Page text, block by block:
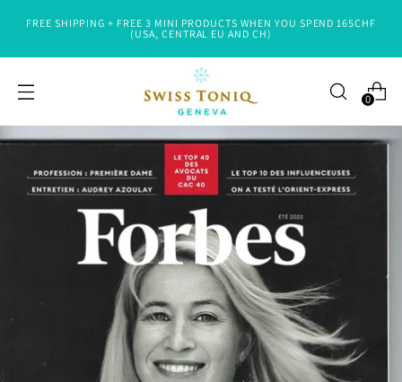
FREE SHIPPING + FREE 3 MINI PRODUCTS WHEN YOU SPEND 165CHF
(USA, CENTRAL EU AND CH)
0